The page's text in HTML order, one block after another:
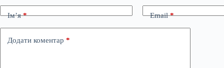
Ім’я* Email*
Додати коментар *